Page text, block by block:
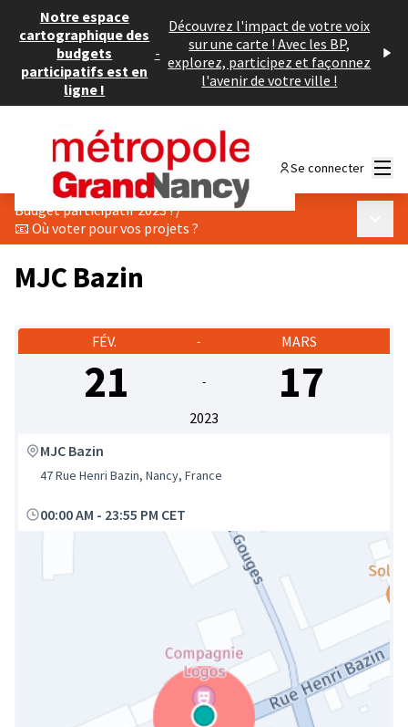
Notre espace
cartographique des
budgets
participatifs est en
ligne !
-
Découvrez l'impact de votre voix
sur une carte ! Avec les BP,
explorez, participez et façonnez
l'avenir de votre ville !
Se connecter
Budget participatif 2023 !/
📧 Où voter pour vos projets ?
MJC Bazin
FÉV. - MARS
21 - 17
2023
MJC Bazin
47 Rue Henri Bazin, Nancy, France
00:00 AM - 23:55 PM CET